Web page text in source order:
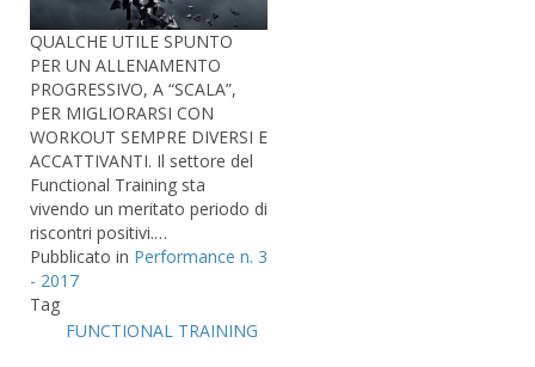
QUALCHE UTILE SPUNTO
PER UN ALLENAMENTO
PROGRESSIVO, A “SCALA”,
PER MIGLIORARSI CON
WORKOUT SEMPRE DIVERSI E
ACCATTIVANTI. Il settore del
Functional Training sta
vivendo un meritato periodo di
riscontri positivi.…
Pubblicato in Performance n. 3
- 2017
Tag
FUNCTIONAL TRAINING